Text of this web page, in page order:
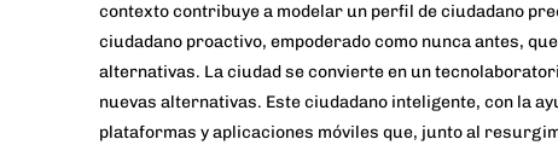
contexto contribuye a modelar un perfil de ciudadano
ciudadano proactivo, empoderado como nunca antes,
alternativas. La ciudad se convierte en un
nuevas alternativas. Este ciudadano inteligente, con la
plataformas yaplicaciones móviles que, junto al